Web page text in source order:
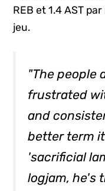
REB et 1.4 AST
jeu.
"The people
frustrated
and
better term
'sacrificial
logjam, he's